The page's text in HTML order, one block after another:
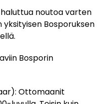
noutoa varten
Bosporuksen
Bosporin
Ottomaanit